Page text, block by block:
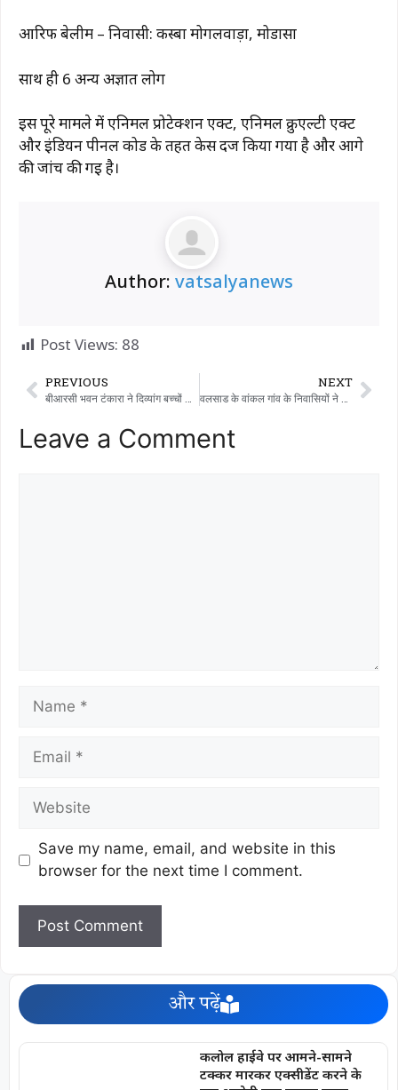
आरिफ बेलीम – निवासी: कस्बा मोगलवाड़ा, मोडासा
साथ ही 6 अन्य अज्ञात लोग
इस पूरे मामले में एनिमल प्रोटेक्शन एक्ट, एनिमल क्रुएल्टी एक्ट
और इंडियन पीनल कोड के तहत केस दर्ज किया गया है और आगे
की जांच की गई है।
Author: vatsalyanews
Post Views: 88
PREVIOUS
बीआरसी भवन टंकारा ने दिव्यांग बच्चों के लिए सामाजिक समावेश कार्यक्रम का आयोजन किया
NEXT
वलसाड के वांकल गांव के निवासियों ने मेरिट पॉलिमर्स कंपनी के आवासीय क्षेत्र में ध्वनि प्रदूषण से परेशान होकर कलेक्टर को एक लिखित ज्ञापन दिया है।
Leave a Comment
Save my name, email, and website in this
browser for the next time I comment.
और पढ़ें
कलोल हाईवे पर आमने-सामने
टक्कर मारकर एक्सीडेंट करने के